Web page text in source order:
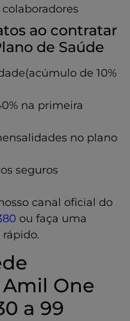
ao contratar
de Saúde
de 10%
na primeira
no plano
seguros
canal oficial do
ou faça uma
rápido.
One
a 99